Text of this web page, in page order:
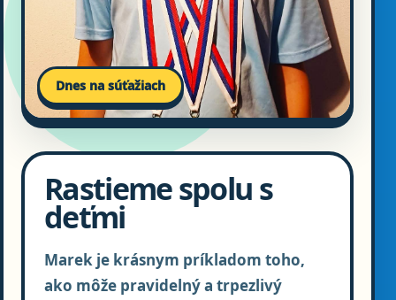
Dnes na súťažiach
Rastieme spolu s
deťmi
Marek je krásnym príkladom toho,
ako môže pravidelný a trpezlivý